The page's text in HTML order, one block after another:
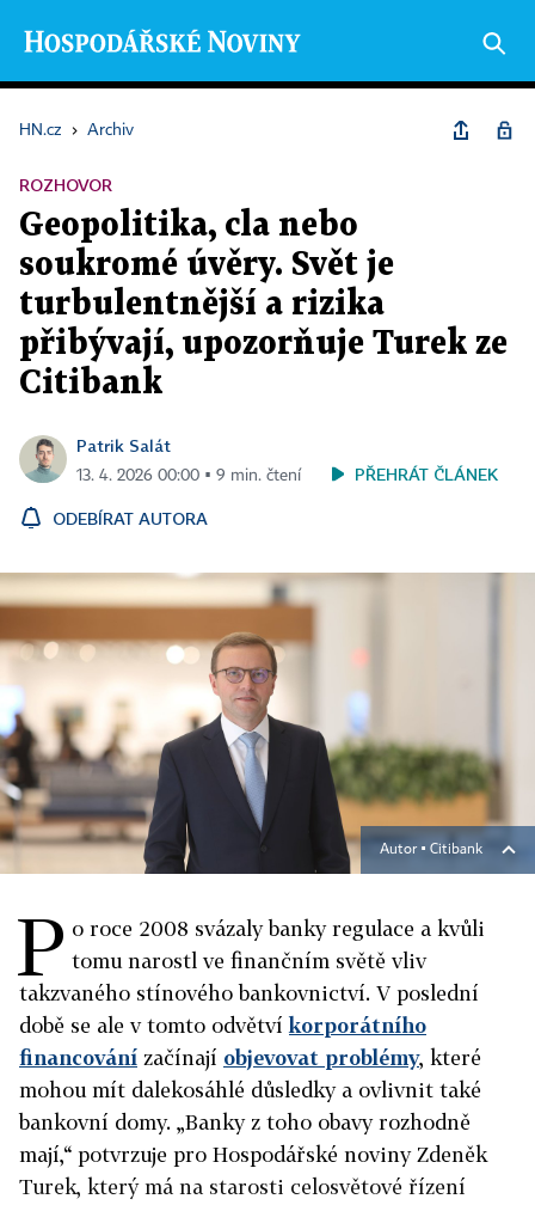
HN.cz › Archiv
ROZHOVOR
Geopolitika, cla nebo
soukromé úvěry. Svět je
turbulentnější a rizika
přibývají, upozorňuje Turek ze
Citibank
Patrik Salát
13. 4. 2026 00:00 ▪ 9 min. čtení PŘEHRÁT ČLÁNEK
ODEBÍRAT AUTORA
Autor ▪ Citibank
P o roce 2008 svázaly banky regulace a kvůli
tomu narostl ve finančním světě vliv
takzvaného stínového bankovnictví. V poslední
době se ale v tomto odvětvíkorporátního
financování začínají objevovat problémy, které
mohou mít dalekosáhlé důsledky a ovlivnit také
bankovní domy. „Banky z toho obavy rozhodně
mají,“ potvrzuje pro Hospodářské noviny Zdeněk
Turek, který má na starosti celosvětové řízení